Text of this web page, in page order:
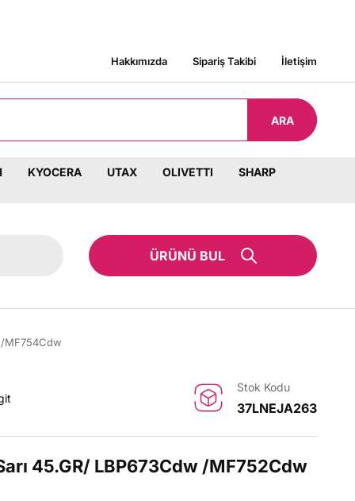
Hakkımızda Sipariş Takibi İletişim
ARA
KYOCERA UTAX OLIVETTI
SHARP
ÜRÜNÜ BUL
MF754Cdw
Stok Kodu
37LNEJA263
45.GR/ LBP673Cdw /MF752Cdw